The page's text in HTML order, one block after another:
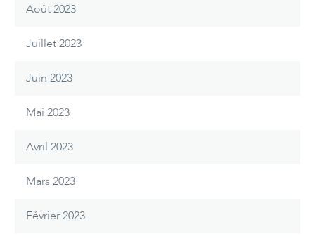
Août 2023
Juillet 2023
Juin 2023
Mai 2023
Avril 2023
Mars 2023
Février 2023